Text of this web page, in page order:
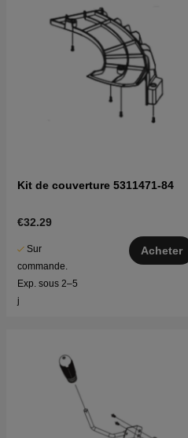
Kit de couverture 5311471-84
€32.29
Sur
commande.
Exp. sous 2–5
j
Acheter